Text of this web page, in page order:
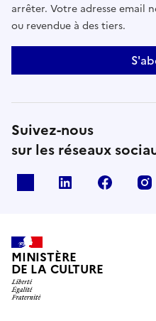
arrêter. Votre adresse email
ou revendue à des tiers.
Suivez-nous
sur les réseaux
linkedin
MINISTÈRE
DE LA CULTURE